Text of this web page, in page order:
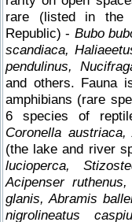
rare (listed in the
Republic) - Bubo
scandiaca,
pendulinus,
and others. Fauna
amphibians (rare
6 species of
Coronella
(the lake and river
lucioperca,
Acipenser
glanis, Abramis
nigrolineatus